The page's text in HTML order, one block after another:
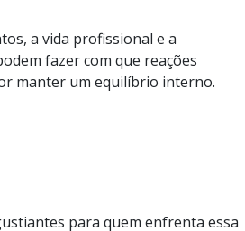
a vida profissional e a
fazer com que reações
manter um equilíbrio interno.
para quem enfrenta essa